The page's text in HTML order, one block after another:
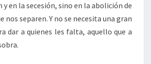
en la secesión, sino en la abolición de
nos separen. Y no se necesita una gran
dar a quienes les falta, aquello que a